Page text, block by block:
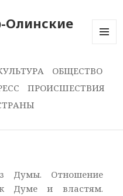
Олинские
ОБЩЕСТВО
ПРОИСШЕСТВИЯ
Думы. Отношение
Думе и властям.